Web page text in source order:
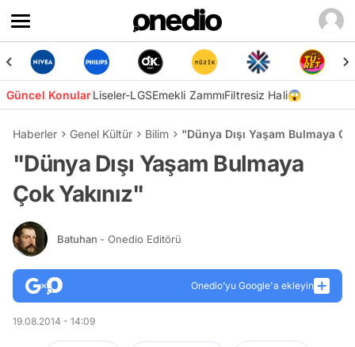
Güncel KonularLiseler-LGSEmekli ZammıFiltresiz Hali😱
Haberler Genel Kültür Bilim "Dünya Dışı Yaşam Bulmaya
"Dünya Dışı Yaşam Bulmaya
Çok Yakınız"
Batuhan - Onedio Editörü
Onedio’yu Google'a ekleyin
19.08.2014 - 14:09